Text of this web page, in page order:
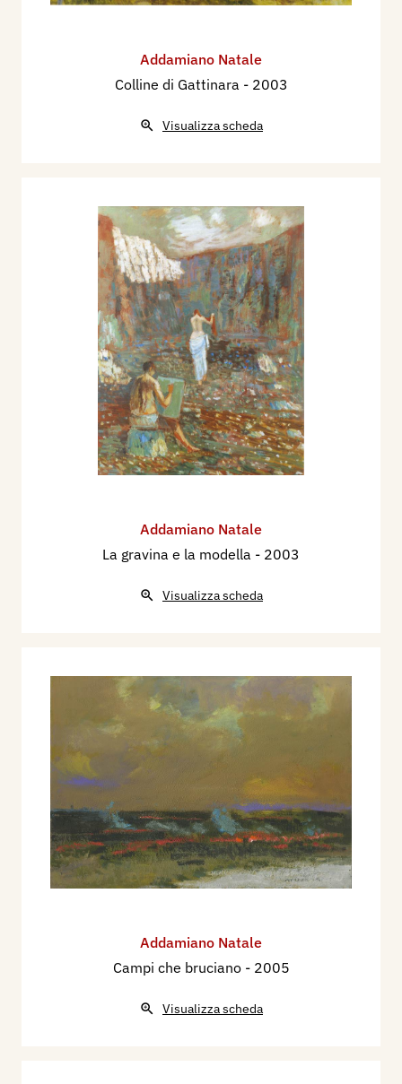
Addamiano Natale
Colline di Gattinara - 2003
Visualizza scheda
Addamiano Natale
La gravina e la modella - 2003
Visualizza scheda
Addamiano Natale
Campi che bruciano - 2005
Visualizza scheda